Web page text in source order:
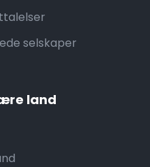
selskaper
land